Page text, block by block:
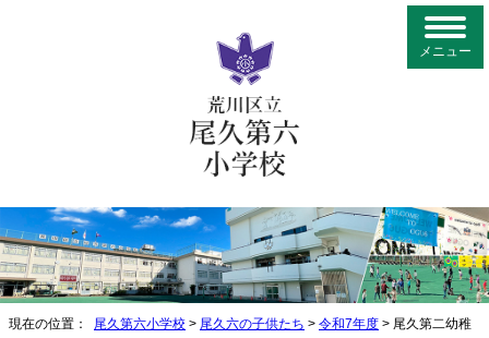
メニュー
現在の位置： 尾久第六小学校 > 尾久六の子供たち > 令和7年度 > 尾久第二幼稚